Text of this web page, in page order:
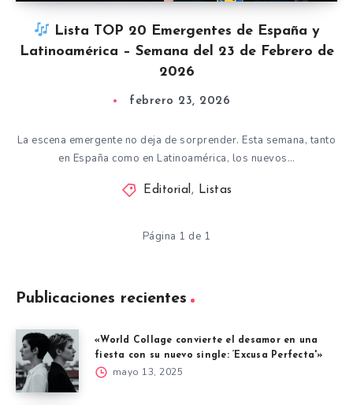
Lista TOP 20 Emergentes de España y
Latinoamérica – Semana del 23 de Febrero de
2026
febrero 23, 2026
La escena emergente no deja de sorprender. Esta semana, tanto
en España como en Latinoamérica, los nuevos…
Editorial, Listas
Página 1 de 1
Publicaciones recientes
«World Collage convierte el desamor en una
fiesta con su nuevo single: ‘Excusa Perfecta'»
mayo 13, 2025